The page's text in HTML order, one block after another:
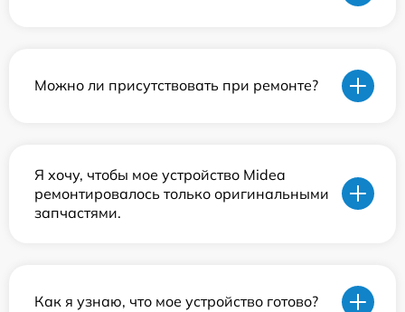
Можно ли присутствовать при ремонте?
Я хочу, чтобы мое устройство Midea
ремонтировалось только оригинальными
запчастями.
Как я узнаю, что мое устройство готово?